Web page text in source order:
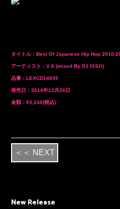
タイトル：Best Of Japanese Hip Hop 2010-
アーティスト：V.A (mixed By DJ ISSO)
品番：LEXCD14039
発売日：2014年12月26日
金額：¥3,240(税込)
＜＜ NEXT
New Release